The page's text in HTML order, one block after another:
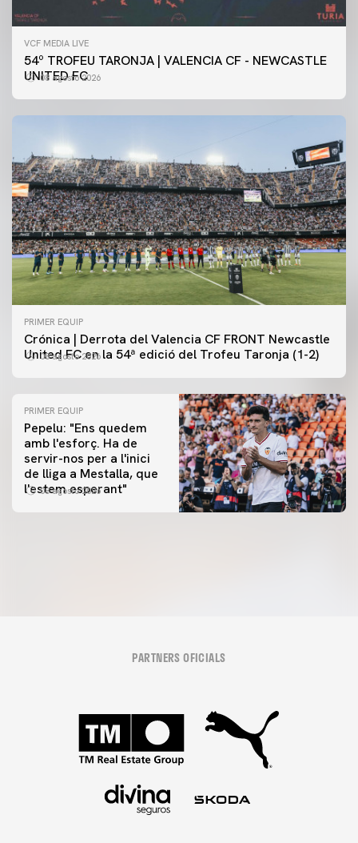
VCF MEDIA LIVE
54º TROFEU TARONJA | VALENCIA CF - NEWCASTLE
UNITED FC
08 agosto 2026
PRIMER EQUIP
Crónica | Derrota del Valencia CF FRONT Newcastle
United FC en la 54ª edició del Trofeu Taronja (1-2)
08 agosto 2026
PRIMER EQUIP
Pepelu: "Ens quedem
amb l'esforç. Ha de
servir-nos per a l'inici
de lliga a Mestalla, que
l'estem esperant"
08 agosto 2026
PRIMER EQUIP
📸 #ValenciaNUFC
PRIMER EQUIP
MESTALLA 📍
PARTNERS OFICIALS